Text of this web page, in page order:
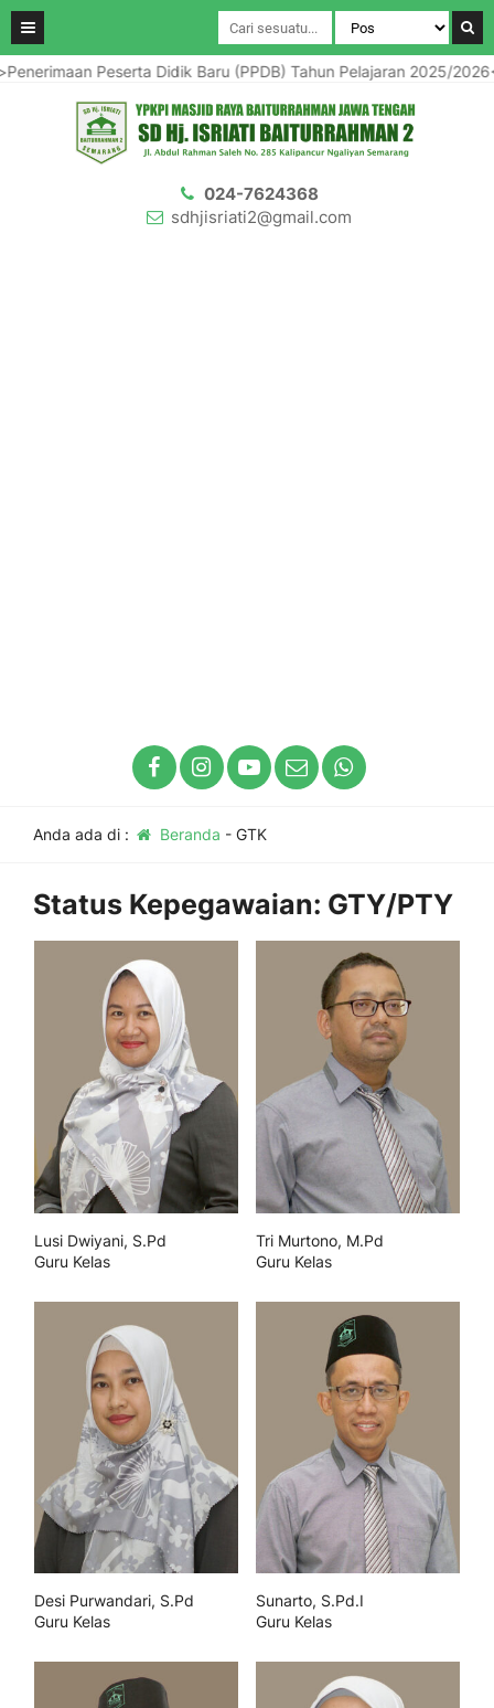
Peserta Didik Baru (PPDB) Tahun Pelajaran 2025/
024-7624368
sdhjisriati2@gmail.com
Anda ada di : Beranda - GTK
Status Kepegawaian: GTY/PTY
Lusi Dwiyani, S.Pd
Guru Kelas
Tri Murtono, M.Pd
Guru Kelas
Desi Purwandari, S.Pd
Guru Kelas
Sunarto, S.Pd.I
Guru Kelas